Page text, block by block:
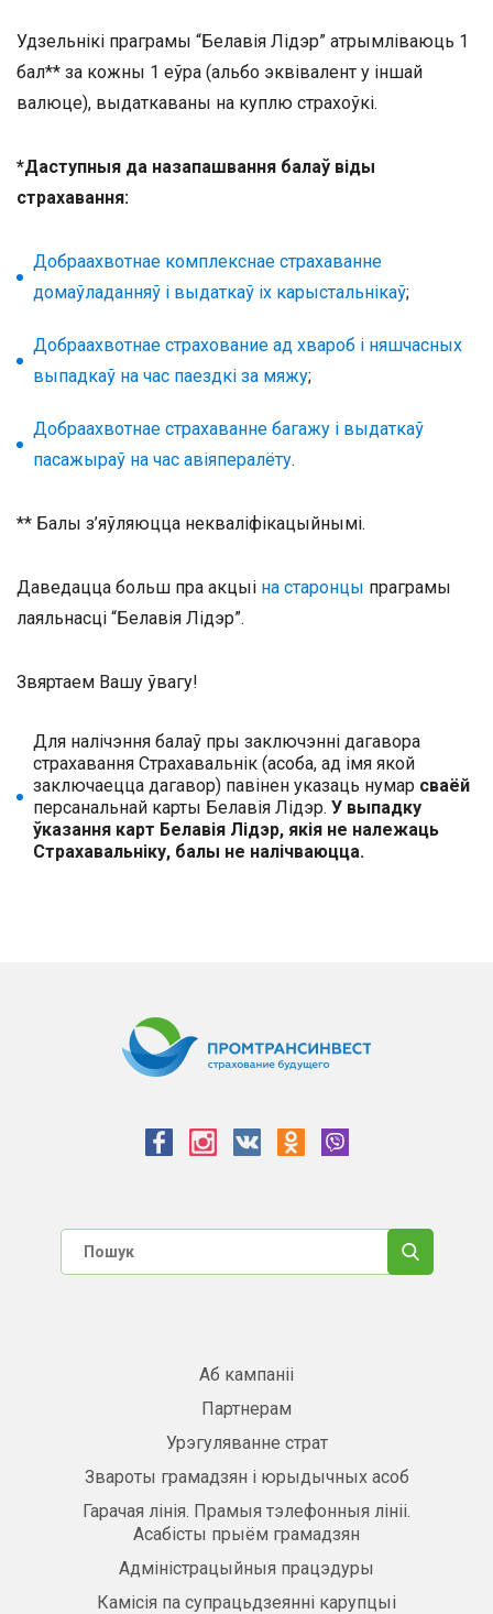
Удзельнікі праграмы “Белавія Лідэр” атрымліваюць 1
бал** за кожны 1 еўра (альбо эквівалент у іншай
валюце), выдаткаваны на куплю страхоўкі.
*Даступныя да назапашвання балаў віды
страхавання:
Добраахвотнае комплекснае страхаванне
домаўладанняў і выдаткаў іх карыстальнікаў;
Добраахвотнае страхование ад хвароб і няшчасных
выпадкаў на час паездкі за мяжу;
Добраахвотнае страхаванне багажу і выдаткаў
пасажыраў на час авіяпералёту.
** Балы з’яўляюцца некваліфікацыйнымі.
Даведацца больш пра акцыі на старонцы праграмы
лаяльнасці “Белавія Лідэр”.
Звяртаем Вашу ўвагу!
Для налічэння балаў пры заключэнні дагавора
страхавання Страхавальнік (асоба, ад імя якой
заключаецца дагавор) павінен указаць нумар сваёй
персанальнай карты Белавія Лідэр. У выпадку
ўказання карт Белавія Лідэр, якія не належаць
Страхавальніку, балы не налічваюцца.
Аб кампаніі
Партнерам
Урэгуляванне страт
Звароты грамадзян і юрыдычных асоб
Гарачая лінія. Прамыя тэлефонныя лініі.
Асабісты прыём грамадзян
Адміністрацыйныя працэдуры
Камісія па супрацьдзеянні карупцыі